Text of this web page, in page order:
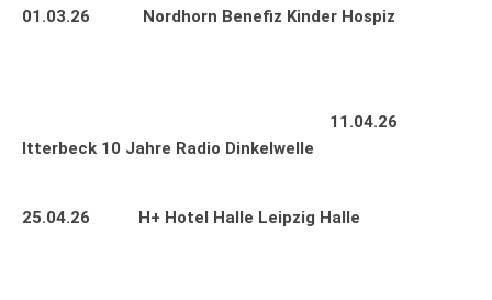
01.03.26 Nordhorn Benefiz Kinder Hospiz
11.04.26
Itterbeck 10 Jahre Radio Dinkelwelle
25.04.26 H+ Hotel Halle Leipzig Halle